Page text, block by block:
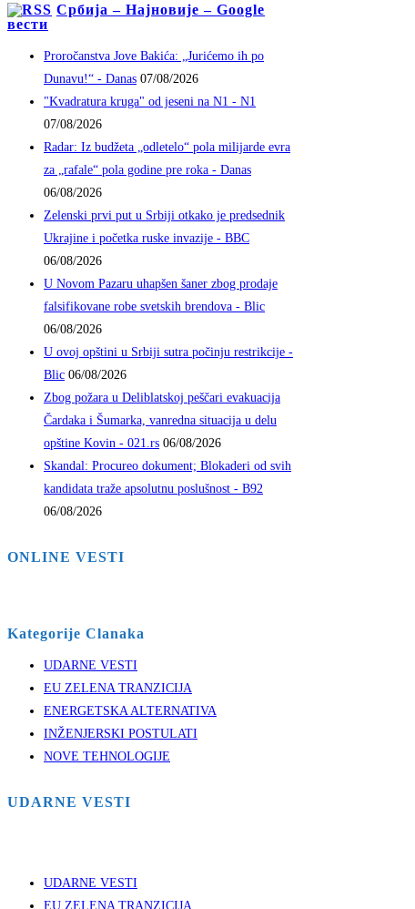
Србија – Најновије – Google
вести
Proročanstva Jove Bakića: „Jurićemo ih po
Dunavu!“ - Danas 07/08/2026
"Kvadratura kruga" od jeseni na N1 - N1
07/08/2026
Radar: Iz budžeta „odletelo“ pola milijarde evra
za „rafale“ pola godine pre roka - Danas
06/08/2026
Zelenski prvi put u Srbiji otkako je predsednik
Ukrajine i početka ruske invazije - BBC
06/08/2026
U Novom Pazaru uhapšen šaner zbog prodaje
falsifikovane robe svetskih brendova - Blic
06/08/2026
U ovoj opštini u Srbiji sutra počinju restrikcije -
Blic 06/08/2026
Zbog požara u Deliblatskoj peščari evakuacija
Čardaka i Šumarka, vanredna situacija u delu
opštine Kovin - 021.rs 06/08/2026
Skandal: Procureo dokument; Blokaderi od svih
kandidata traže apsolutnu poslušnost - B92
06/08/2026
ONLINE VESTI
Kategorije Clanaka
UDARNE VESTI
EU ZELENA TRANZICIJA
ENERGETSKA ALTERNATIVA
INŽENJERSKI POSTULATI
NOVE TEHNOLOGIJE
UDARNE VESTI
UDARNE VESTI
EU ZELENA TRANZICIJA